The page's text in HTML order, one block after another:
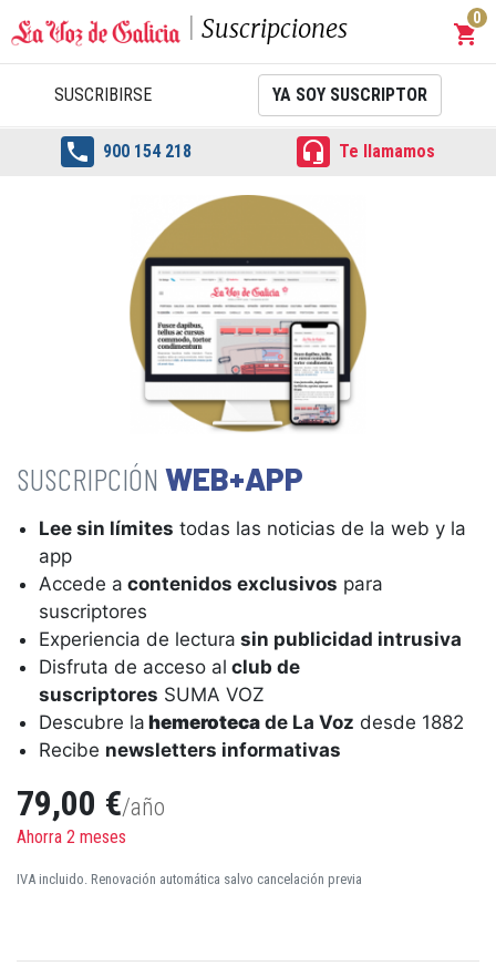
Suscripciones shopping_cart
0
SUSCRIBIRSE YA SOY SUSCRIPTOR
 900 154 218  Te llamamos
WEB+APP
Lee sin límites todas las noticias de la web y la
app
Accede a contenidos exclusivos para
suscriptores
Experiencia de lectura sin publicidad intrusiva
Disfruta de acceso al club de
suscriptores SUMA VOZ
Descubre la hemeroteca de La Voz desde 1882
Recibe newsletters informativas
79,00 €/año
Ahorra 2 meses
IVA incluido. Renovación automática salvo cancelación previa